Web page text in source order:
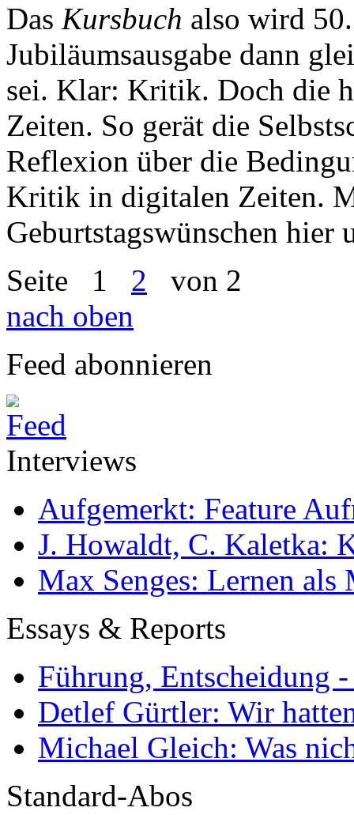
Das Kursbuch also wird
Jubiläumsausgabe dann
sei. Klar: Kritik. Doch die
Zeiten. So gerät die
Reflexion über die
Kritik in digitalen Zeiten.
Geburtstagswünschen hier
Seite 1 2 von 2
nach oben
Feed abonnieren
Interviews
Aufgemerkt: Feature
J. Howaldt, C. Kaletka:
Max Senges: Lernen als
Essays & Reports
Führung, Entscheidung
Detlef Gürtler: Wir
Michael Gleich: Was
Standard-Abos